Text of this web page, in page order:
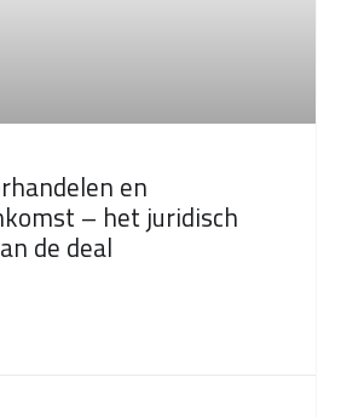
en
– het juridisch
de deal